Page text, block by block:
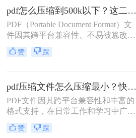
变得尤为重要。本文将详细介绍四种
常用的方法，帮助您轻松应对这一挑
战。
pdf怎么压缩到500k以下？这二种压缩方法你可以轻松学会！
PDF（Portable Document Format）文
件因其跨平台兼容性、不易被篡改的
特性以及保持文档格式一致性的能
力，在日常办公和文件分享中得到了
上传、发送或存储。那么pdf怎么压缩
到500k以下呢？本文将介绍两种将
PDF文件压缩到500K以下的方法。
赞 踩
pdf压缩文件怎么压缩最小？快来试着使用这三种压缩方法！
PDF文件因其跨平台兼容性和丰富的
格式支持，在日常工作和学习中广泛
应用。然而，有时我们需要将PDF文
件压缩到最小，以便更高效地存储和
赞 踩